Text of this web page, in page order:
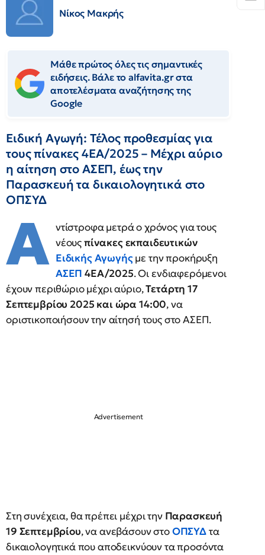
Νίκος Μακρής
Μάθε πρώτος όλες τις σημαντικές
ειδήσεις. Βάλε το alfavita.gr στα
αποτελέσματα αναζήτησης της
Google
Ειδική Αγωγή: Τέλος προθεσμίας για
τους πίνακες 4ΕΑ/2025 – Μέχρι αύριο
η αίτηση στο ΑΣΕΠ, έως την
Παρασκευή τα δικαιολογητικά στο
ΟΠΣΥΔ
Α ντίστροφα μετρά ο χρόνος για τους
νέουςπίνακες εκπαιδευτικών
Ειδικής Αγωγήςμε την προκήρυξη
ΑΣΕΠ4ΕΑ/2025. Οι ενδιαφερόμενοι
έχουν περιθώριο μέχρι αύριο,Τετάρτη 17
Σεπτεμβρίου 2025 και ώρα 14:00, να
οριστικοποιήσουν την αίτησή τους στο ΑΣΕΠ.
Στη συνέχεια, θα πρέπει μέχρι την Παρασκευή
19 Σεπτεμβρίου, να ανεβάσουν στοΟΠΣΥΔτα
δικαιολογητικά που αποδεικνύουν τα προσόντα